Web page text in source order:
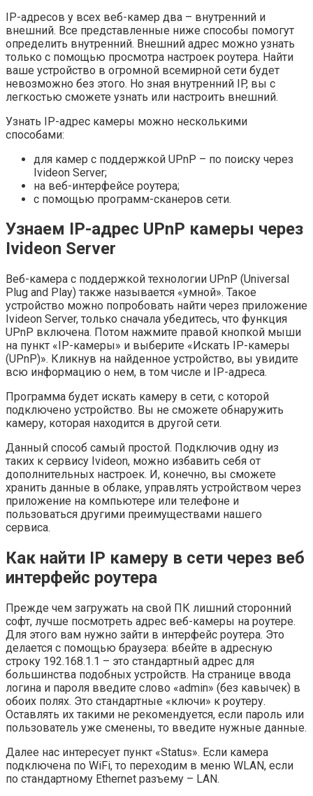
IP-адресов у всех веб-камер два – внутренний и
внешний. Все представленные ниже способы помогут
определить внутренний. Внешний адрес можно узнать
только с помощью просмотра настроек роутера. Найти
ваше устройство в огромной всемирной сети будет
невозможно без этого. Но зная внутренний IP, вы с
легкостью сможете узнать или настроить внешний.
Узнать IP-адрес камеры можно несколькими
способами:
для камер с поддержкой UPnP – по поиску через
Ivideon Server;
на веб-интерфейсе роутера;
с помощью программ-сканеров сети.
Узнаем IP-адрес UPnP камеры через
Ivideon Server
Веб-камера с поддержкой технологии UPnP (Universal
Plug and Play) также называется «умной». Такое
устройство можно попробовать найти через приложение
Ivideon Server, только сначала убедитесь, что функция
UPnP включена. Потом нажмите правой кнопкой мыши
на пункт «IP-камеры» и выберите «Искать IP-камеры
(UPnP)». Кликнув на найденное устройство, вы увидите
всю информацию о нем, в том числе и IP-адреса.
Программа будет искать камеру в сети, с которой
подключено устройство. Вы не сможете обнаружить
камеру, которая находится в другой сети.
Данный способ самый простой. Подключив одну из
таких к сервису Ivideon, можно избавить себя от
дополнительных настроек. И, конечно, вы сможете
хранить данные в облаке, управлять устройством через
приложение на компьютере или телефоне и
пользоваться другими преимуществами нашего
сервиса.
Как найти IP камеру в сети через веб
интерфейс роутера
Прежде чем загружать на свой ПК лишний сторонний
софт, лучше посмотреть адрес веб-камеры на роутере.
Для этого вам нужно зайти в интерфейс роутера. Это
делается с помощью браузера: вбейте в адресную
строку 192.168.1.1 – это стандартный адрес для
большинства подобных устройств. На странице ввода
логина и пароля введите слово «admin» (без кавычек) в
обоих полях. Это стандартные «ключи» к роутеру.
Оставлять их такими не рекомендуется, если пароль или
пользователь уже сменены, то введите нужные данные.
Далее нас интересует пункт «Status». Если камера
подключена по WiFi, то переходим в меню WLAN, если
по стандартному Ethernet разъему – LAN.